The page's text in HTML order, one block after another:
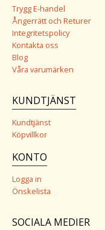
Trygg E-handel
Ångerrätt och Returer
Integritetspolicy
Kontakta oss
Blog
Våra varumärken
KUNDTJÄNST
Kundtjänst
Köpvillkor
KONTO
Logga in
Önskelista
SOCIALA MEDIER